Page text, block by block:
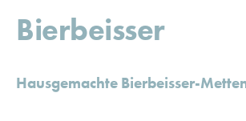
Bierbeisser
Hausgemachte Bierbeisser-